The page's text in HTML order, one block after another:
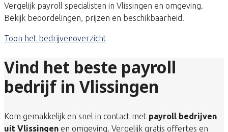
Vergelijk payroll specialisten in Vlissingen en omgeving.
Bekijk beoordelingen, prijzen en beschikbaarheid.
Toon het bedrijvenoverzicht
Vind het beste payroll
bedrijf in Vlissingen
Kom gemakkelijk en snel in contact met payroll bedrijven
uit Vlissingen en omgeving. Vergelijk gratis offertes en